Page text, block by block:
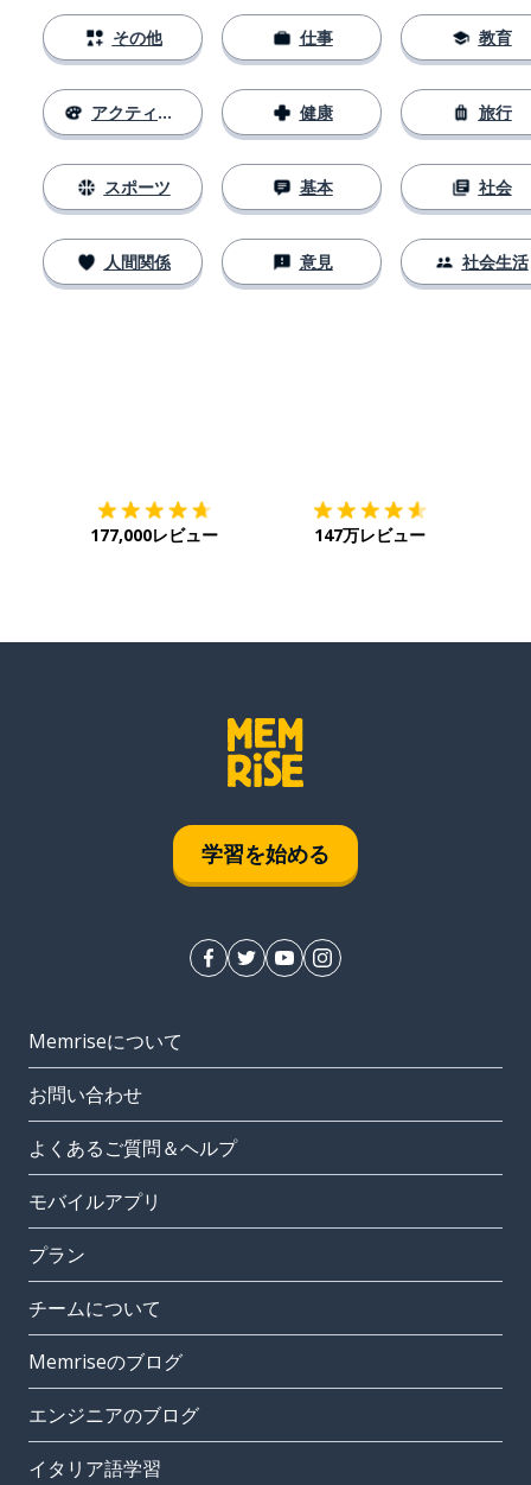
その他
アクティビティ
スポーツ
人間関係
仕事
健康
基本
意見
教育
旅行
社会
社会生活
177,000レビュー 147万レビュー
学習を始める
Memriseについて
お問い合わせ
よくあるご質問＆ヘルプ
モバイルアプリ
プラン
チームについて
Memriseのブログ
エンジニアのブログ
イタリア語学習